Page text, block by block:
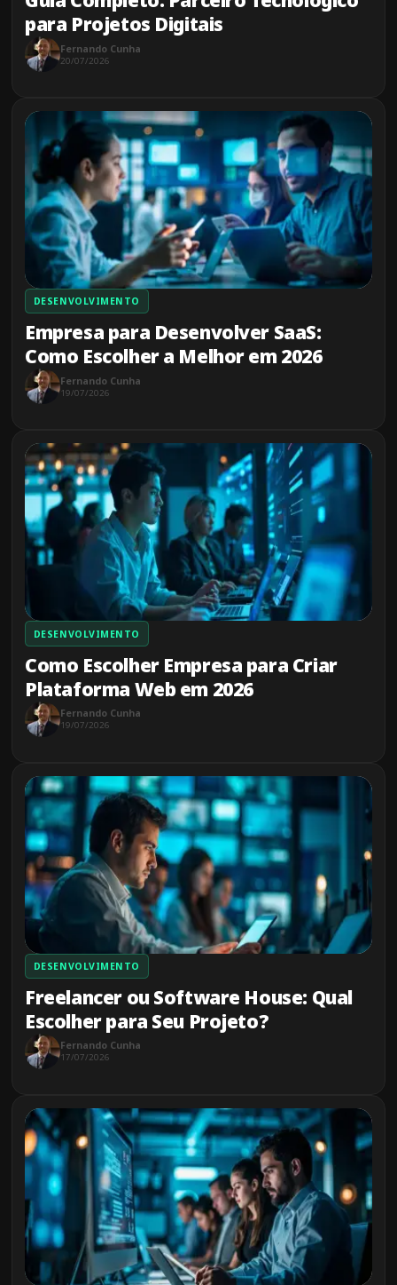
para Projetos Digitais
Fernando Cunha
20/07/2026
DESENVOLVIMENTO
Empresa para Desenvolver SaaS:
Como Escolher a Melhor em 2026
Fernando Cunha
19/07/2026
DESENVOLVIMENTO
Como Escolher Empresa para Criar
Plataforma Web em 2026
Fernando Cunha
19/07/2026
DESENVOLVIMENTO
Freelancer ou Software House: Qual
Escolher para Seu Projeto?
Fernando Cunha
17/07/2026